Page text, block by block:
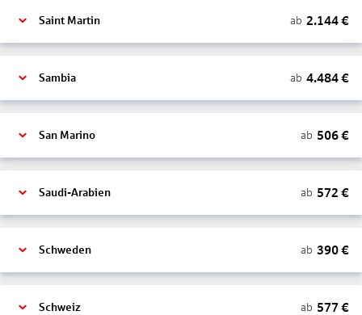
Saint Martin ab 2.144€
Sambia ab 4.484€
San Marino ab 506€
Saudi-Arabien ab 572 €
Schweden ab 390€
Schweiz ab 577 €